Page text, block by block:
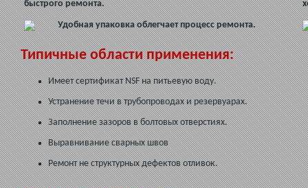
быстрого ремонта.
Удобная упаковка облегчает процесс ремонта.
Типичные области применения:
Имеет сертификат NSF на питьевую воду.
Устранение течи в трубопроводах и резервуарах.
Заполнение зазоров в болтовых отверстиях.
Выравнивание сварных швов
Ремонт не структурных дефектов отливок.